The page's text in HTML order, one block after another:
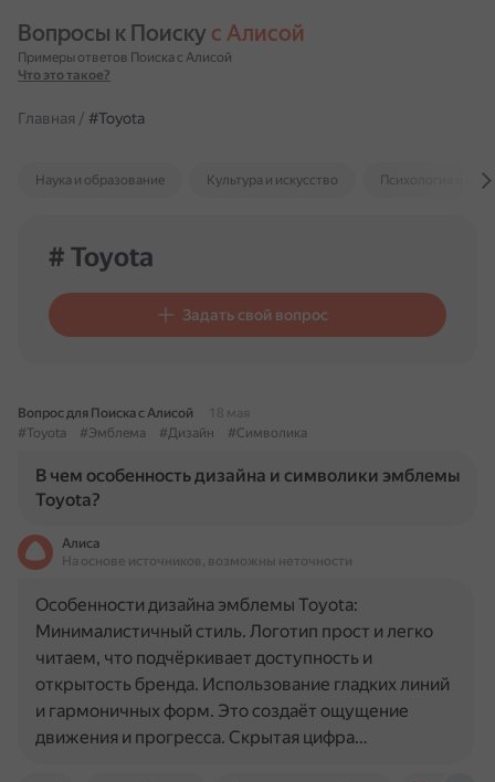
Вопросы к Поиску с Алисой
Примеры ответов Поиска с Алисой
Что это такое?
Главная / #Toyota
Наука и образование Культура и искусство Психология и
# Toyota
Задать свой вопрос
Вопрос для Поиска с Алисой
18 мая
#Toyota
#Эмблема #Дизайн #Символика
В чем особенность дизайна и символики эмблемы
Toyota?
Алиса
На основе источников, возможны неточности
Особенности дизайна эмблемы Toyota:
Минималистичный стиль. Логотип прост и легко
читаем, что подчёркивает доступность и
открытость бренда. Использование гладких линий
и гармоничных форм. Это создаёт ощущение
движения и прогресса. Скрытая цифра…